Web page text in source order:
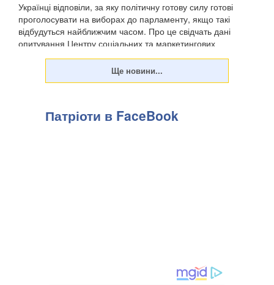
Українці відповіли, за яку політичну готову силу готові
проголосувати на виборах до парламенту, якщо такі
відбудуться найближчим часом. Про це свідчать дані
опитування Центру соціальних та маркетингових
досліджень "СОЦИС", передають Патріоти України. Т...
Патріоти в FaceBook